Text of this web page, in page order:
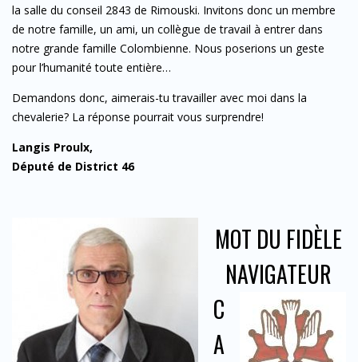
la salle du conseil 2843 de Rimouski. Invitons donc un membre
de notre famille, un ami, un collègue de travail à entrer dans
notre grande famille Colombienne. Nous poserions un geste
pour l’humanité toute entière…
Demandons donc, aimerais-tu travailler avec moi dans la
chevalerie? La réponse pourrait vous surprendre!
Langis Proulx,
Député de District 46
MOT DU FIDÈLE
NAVIGATEUR
C
A